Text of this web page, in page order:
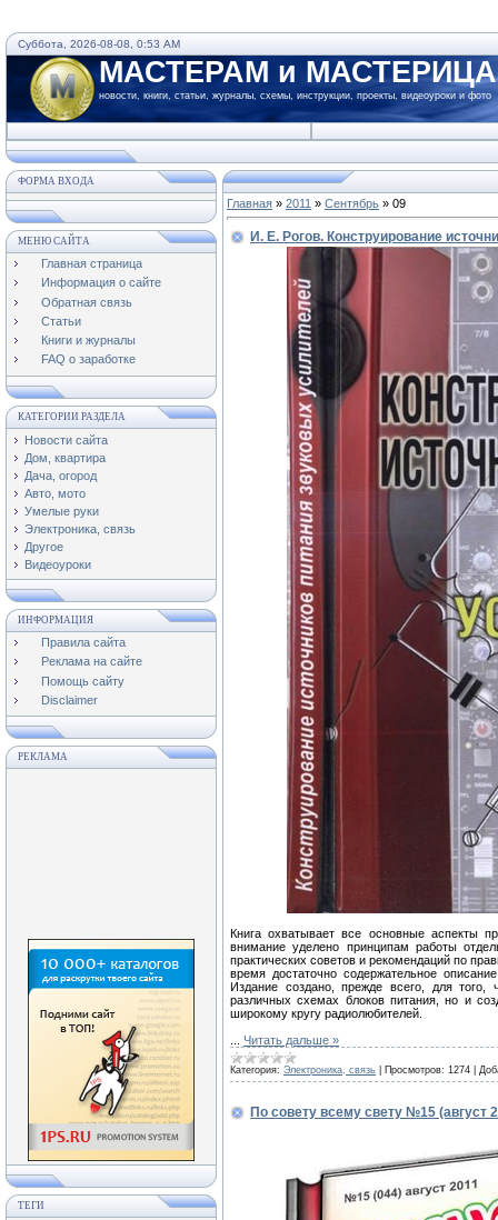
Суббота, 2026-08-08, 0:53 AM
МАСТЕРАМ и
новости, книги, статьи, журналы, схемы, инструкции, проекты, видеоуроки и фото
ФОРМА ВХОДА
МЕНЮ САЙТА
Главная страница
Информация о сайте
Обратная связь
Статьи
Книги и журналы
FAQ о заработке
КАТЕГОРИИ РАЗДЕЛА
Новости сайта
Дом, квартира
Дача, огород
Авто, мото
Умелые руки
Электроника, связь
Другое
Видеоуроки
ИНФОРМАЦИЯ
Правила сайта
Реклама на сайте
Помощь сайту
Disclaimer
РЕКЛАМА
ТЕГИ
Главная » 2011 » Сентябрь » 09
И. Е. Рогов. Конструирование
Книга охватывает все основные аспекты
внимание уделено принципам работы
практических советов и рекомендаций по
время достаточно содержательное
Издание создано, прежде всего, для того,
различных схемах блоков питания, но и
широкому кругу радиолюбителей.
Читать дальше »
Категория: Электроника, связь Просмотров: 1274
По совету всему свету №15 (август